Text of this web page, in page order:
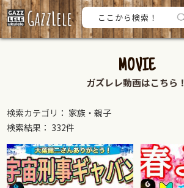
MOVIE
ガズレレ動画はこちら！
検索カテゴリ： 家族・親子
検索結果： 332件